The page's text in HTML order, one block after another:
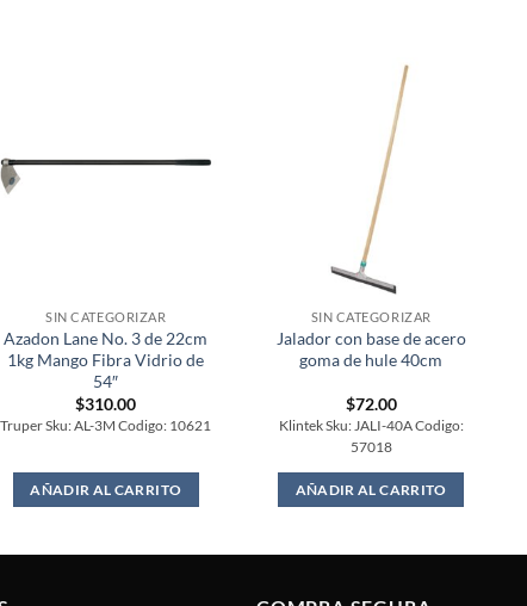
SIN CATEGORIZAR
Azadon Lane No. 3 de 22cm
1kg Mango Fibra Vidrio de
54″
$310.00
Truper Sku: AL-3M Codigo: 10621
AÑADIR AL CARRITO
SIN CATEGORIZAR
Jalador con base de acero
goma de hule 40cm
$72.00
Klintek Sku: JALI-40A Codigo:
57018
AÑADIR AL CARRITO